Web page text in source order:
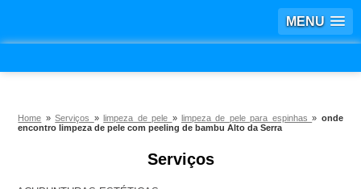
MENU
Home »Serviços »limpeza de pele » limpeza de pele para espinhas» onde
encontro limpeza de pele com peeling de bambu Alto da Serra
Serviços